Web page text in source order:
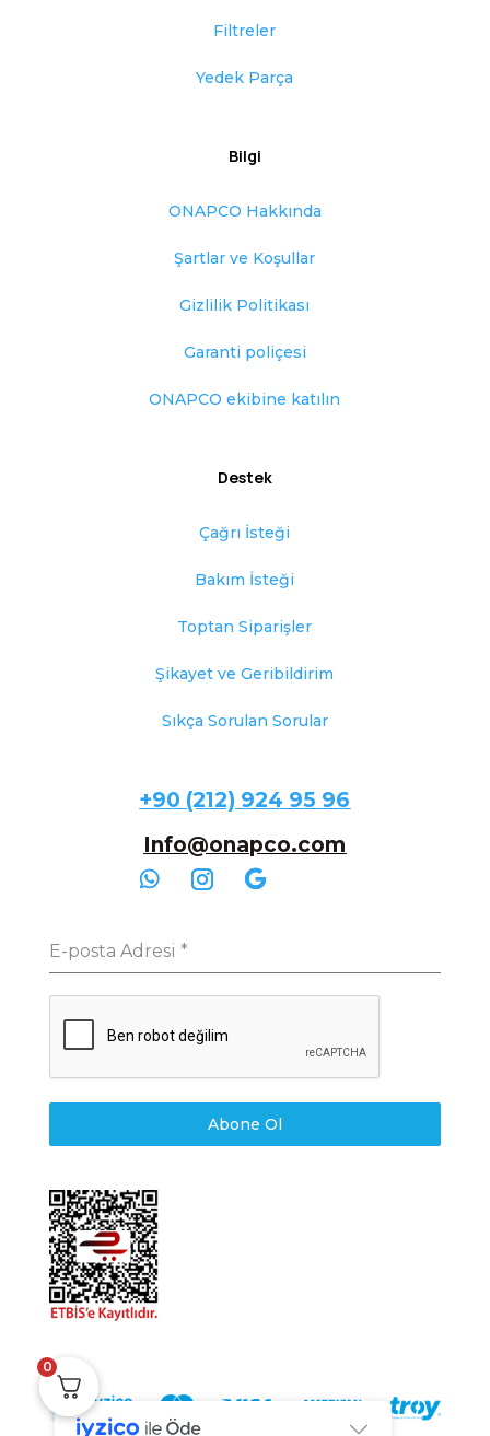
Filtreler
Yedek Parça
Bilgi
ONAPCO Hakkında
Şartlar ve Koşullar
Gizlilik Politikası
Garanti poliçesi
ONAPCO ekibine katılın
Destek
Çağrı İsteği
Bakım İsteği
Toptan Siparişler
Şikayet ve Geribildirim
Sıkça Sorulan Sorular
+90 (212) 924 95 96
Info@onapco.com
E-posta Adresi *
Abone Ol
0